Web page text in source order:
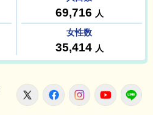
笠間市役所
X FacebookInstagram